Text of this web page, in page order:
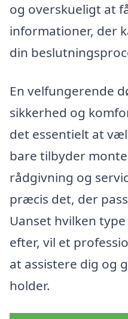
og overskueligt at
informationer, der
din
En velfungerende
sikkerhed og
det essentielt at
bare tilbyder
rådgivning og
præcis det, der
Uanset hvilken
efter, vil et
at assistere dig og
holder.